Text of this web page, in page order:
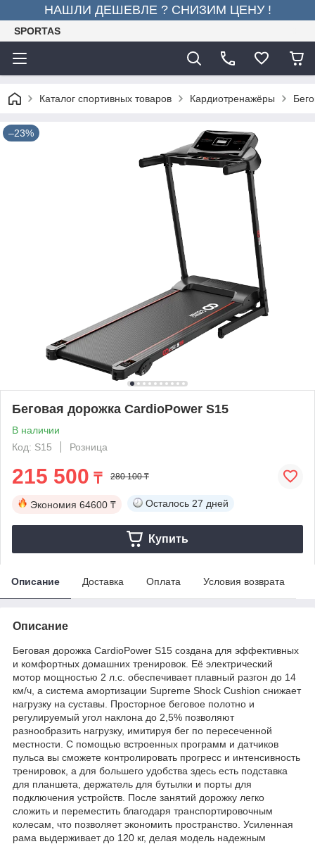
НАШЛИ ДЕШЕВЛЕ ? СНИЗИМ ЦЕНУ !
SPORTAS
Каталог спортивных товаров Кардиотренажёры
–23%
Беговая дорожка CardioPower S15
В наличии
Код: S15
Розница
215 500 ₸ 280 100 ₸
Экономия 64600 ₸ Осталось 27 дней
Купить
Описание Доставка Оплата Условия возврата
Описание
Беговая дорожка CardioPower S15 создана для эффективных
и комфортных домашних тренировок. Её электрический
мотор мощностью 2 л.с. обеспечивает плавный разгон до 14
км/ч, а система амортизации Supreme Shock Cushion снижает
нагрузку на суставы. Просторное беговое полотно и
регулируемый угол наклона до 2,5% позволяют
разнообразить нагрузку, имитируя бег по пересеченной
местности. С помощью встроенных программ и датчиков
пульса вы сможете контролировать прогресс и интенсивность
тренировок, а для большего удобства здесь есть подставка
для планшета, держатель для бутылки и порты для
подключения устройств. После занятий дорожку легко
сложить и переместить благодаря транспортировочным
колесам, что позволяет экономить пространство. Усиленная
рама выдерживает до 120 кг, делая модель надежным